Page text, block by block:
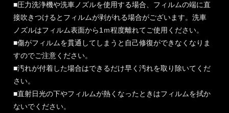
■圧力洗浄機や洗車ノズルを使用する場合、フィルムの端に直
接吹きつけるとフィルムが剥がれる場合がございます。洗車
ノズルはフィルム表面から1ｍ程度離れてご使用ください。
■傷がフィルムを貫通してしまうと自己修復ができなくなりま
すのでご注意ください。
■汚れが付着した場合はできるだけ早く汚れを取り除いてくだ
さい。
■直射日光の下やフィルムが熱くなったときはフィルムを拭か
ないでください。